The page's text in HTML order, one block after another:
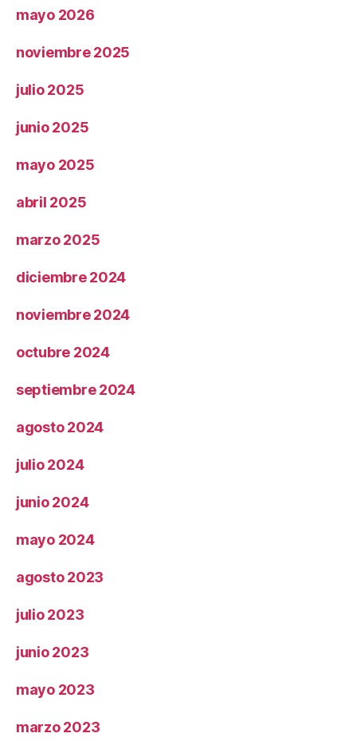
mayo 2026
noviembre 2025
julio 2025
junio 2025
mayo 2025
abril 2025
marzo 2025
diciembre 2024
noviembre 2024
octubre 2024
septiembre 2024
agosto 2024
julio 2024
junio 2024
mayo 2024
agosto 2023
julio 2023
junio 2023
mayo 2023
marzo 2023